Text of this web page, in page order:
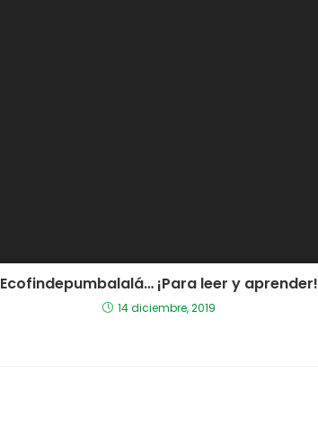
Ecofindepumbalalá… ¡Para leer y aprender!
14 diciembre, 2019